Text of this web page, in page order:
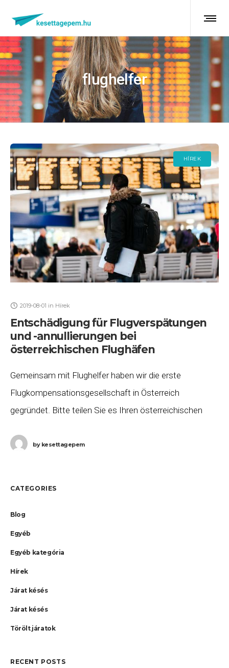
flughelfer
HÍREK
2019-08-01 in Hírek
Entschädigung für Flugverspätungen
und -annullierungen bei
österreichischen Flughäfen
Gemeinsam mit Flughelfer haben wir die erste
Flugkompensationsgesellschaft in Österreich
gegründet. Bitte teilen Sie es Ihren österreichischen
diese für verspätete oder annullierte Flüge
bykesettagepem
CATEGORIES
Blog
Egyéb
Egyéb kategória
Hírek
Járat késés
Járat késés
Törölt járatok
RECENT POSTS